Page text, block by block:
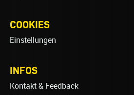
COOKIES
Einstellungen
INFOS
Kontakt & Feedback